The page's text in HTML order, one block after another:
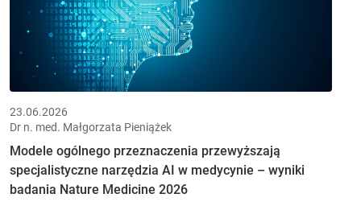
23.06.2026
Dr n. med. Małgorzata Pieniążek
Modele ogólnego przeznaczenia przewyższają
specjalistyczne narzędzia AI w medycynie – wyniki
badania Nature Medicine 2026